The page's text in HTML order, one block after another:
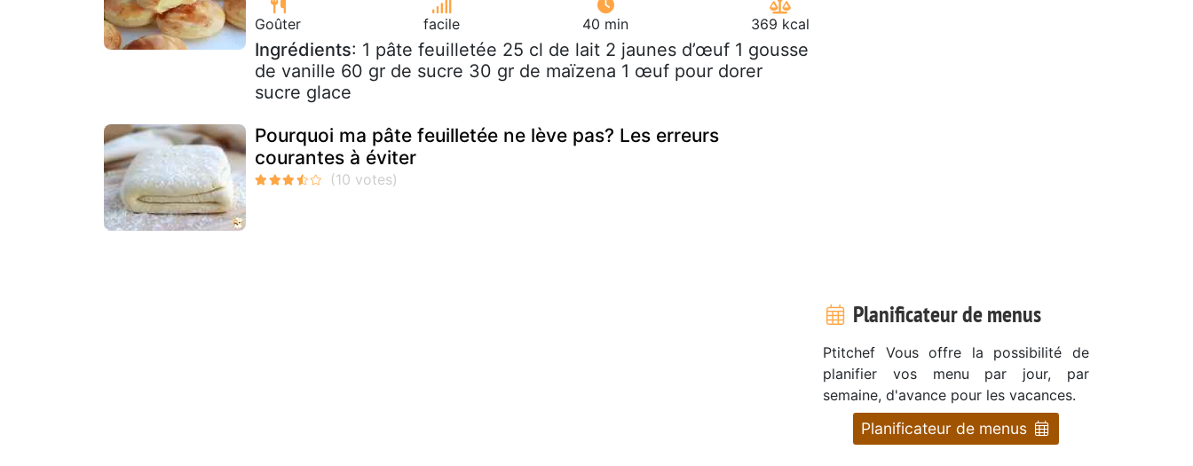
Goûter facile 40 min 369 kcal
Ingrédients: 1 pâte feuilletée 25 cl de lait 2 jaunes d’œuf 1 gousse
de vanille 60 gr de sucre 30 gr de maïzena 1 œuf pour dorer
sucre glace
Pourquoi ma pâte feuilletée ne lève pas? Les erreurs
courantes à éviter
Planificateur de menus
Ptitchef Vous offre la possibilité de
planifier vos menu par jour, par
semaine, d'avance pour les vacances.
Planificateur de menus